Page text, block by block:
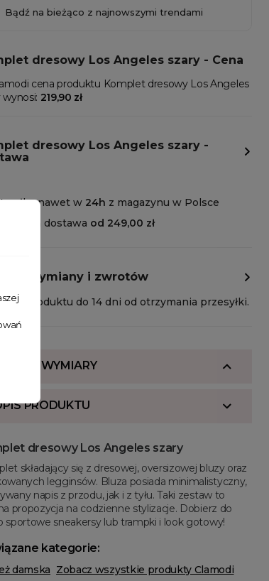
Bądź na bieżąco z najnowszymi trendami
dresowy Los Angeles szary - Cena
cena produktu Komplet dresowy Los Angeles
wynosi: 219,90 zł
dresowy Los Angeles szary -
nawet w 24h z magazynu w Polsce
dostawa od 249,00 zł
wymiany i zwrotów
produktu do 14 dni od otrzymania przesyłki.
SKŁAD I WYMIARY
PRODUKTU
dresowy Los Angeles szary
składający się z dresowej, oversizowej bluzy oraz
legginsów. Bluza posiada minimalistyczny,
napis z przodu, jak i z tyłu. Taki zestaw to
propozycja na codzienne stylizacje. Dobierz do
sportowe sneakersy lub trampki i look gotowy!
kategorie:
damska Zobacz wszystkie produkty Clamodi